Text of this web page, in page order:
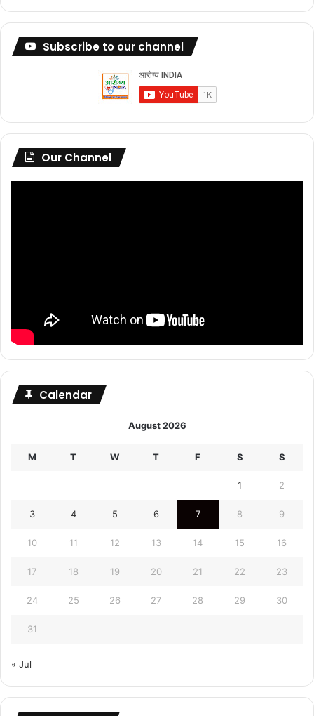
Subscribe to our channel
Our Channel
Calendar
August 2026
M T W T F S S
1 2
3 4 5 6 7 8 9
10 11 12 13 14 15 16
17 18 19 20 21 22 23
24 25 26 27 28 29 30
31
« Jul